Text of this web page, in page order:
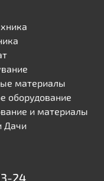
материалы
оборудование
и материалы
Дачи
24